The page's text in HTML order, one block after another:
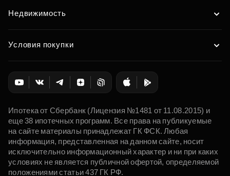
Недвижимость
Условия покупки
Ипотека от Сбербанк (Лицензия №1481 от 11.08.2015) и
еще 38 ипотечных программ. Все права на публикуемые
на сайте материалы принадлежат ГК ФСК. Любая
информация, представленная на данном сайте, носит
исключительно информационный характер и ни при каких
условиях не является публичной офертой, определяемой
положениями статьи 437 ГК РФ.